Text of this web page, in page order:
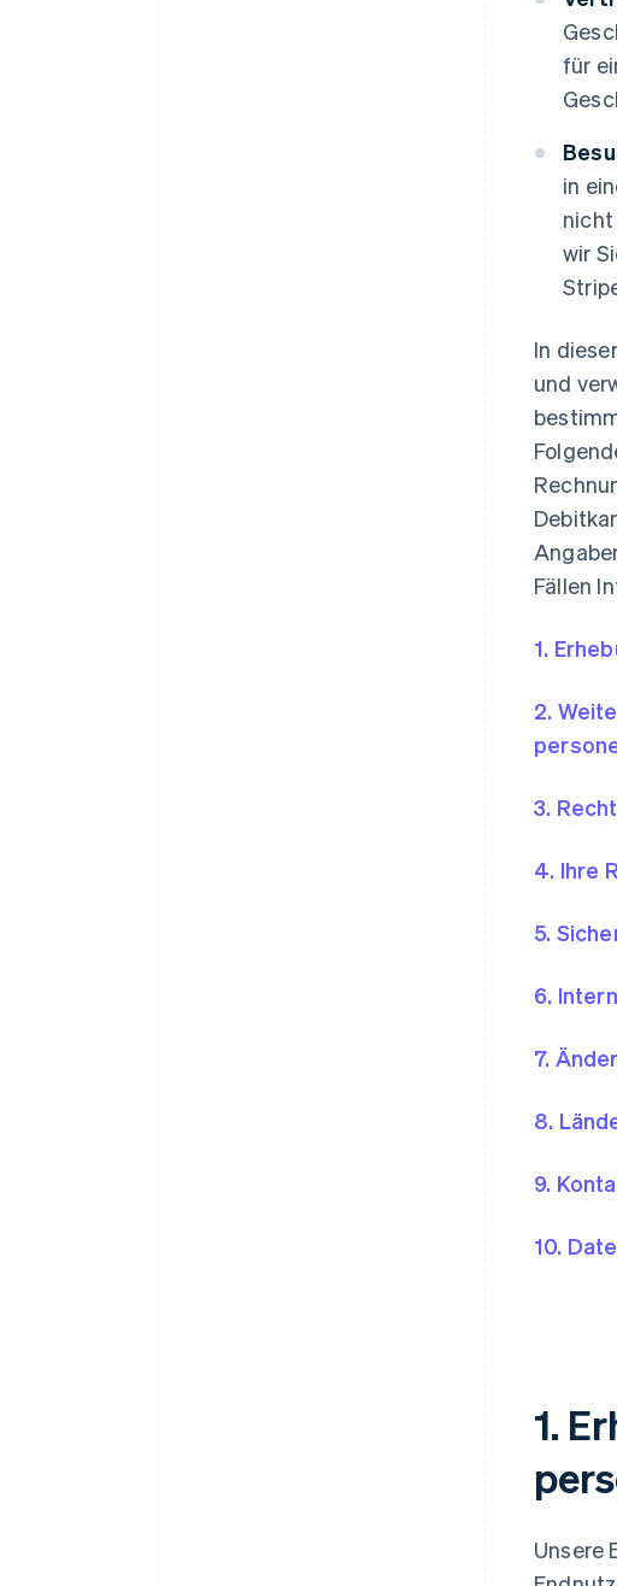
für
in
nicht
wir
In
und
Fällen
1.
2.
3.
4. Ihre
5.
6.
7.
8.
9.
10.
1.
Unsere